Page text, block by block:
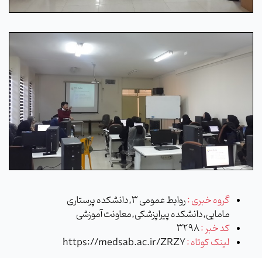
گروه خبری :
روابط عمومی 3,دانشکده پرستاری
مامایی,دانشکده پیراپزشکی,معاونت آموزشی
کد خبر :3298
لینک کوتاه :https://medsab.ac.ir/ZRZ7